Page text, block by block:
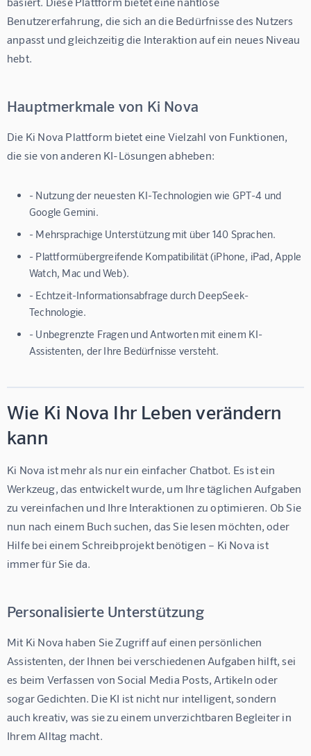
Benutzererfahrung, die sich an die Bedürfnisse des Nutzers
anpasst und gleichzeitig die Interaktion auf ein neues Niveau
hebt.
Hauptmerkmale von Ki Nova
Die Ki Nova Plattform bietet eine Vielzahl von Funktionen,
die sie von anderen KI-Lösungen abheben:
- Nutzung der neuesten KI-Technologien wie GPT-4 und
Google Gemini.
- Mehrsprachige Unterstützung mit über 140 Sprachen.
- Plattformübergreifende Kompatibilität (iPhone, iPad, Apple
Watch, Mac und Web).
- Echtzeit-Informationsabfrage durch DeepSeek-
Technologie.
- Unbegrenzte Fragen und Antworten mit einem KI-
Assistenten, der Ihre Bedürfnisse versteht.
Wie Ki Nova Ihr Leben verändern
kann
Ki Nova ist mehr als nur ein einfacher Chatbot. Es ist ein
Werkzeug, das entwickelt wurde, um Ihre täglichen Aufgaben
zu vereinfachen und Ihre Interaktionen zu optimieren. Ob Sie
nun nach einem Buch suchen, das Sie lesen möchten, oder
Hilfe bei einem Schreibprojekt benötigen – Ki Nova ist
immer für Sie da.
Personalisierte Unterstützung
Mit Ki Nova haben Sie Zugriff auf einen persönlichen
Assistenten, der Ihnen bei verschiedenen Aufgaben hilft, sei
es beim Verfassen von Social Media Posts, Artikeln oder
sogar Gedichten. Die KI ist nicht nur intelligent, sondern
auch kreativ, was sie zu einem unverzichtbaren Begleiter in
Ihrem Alltag macht.